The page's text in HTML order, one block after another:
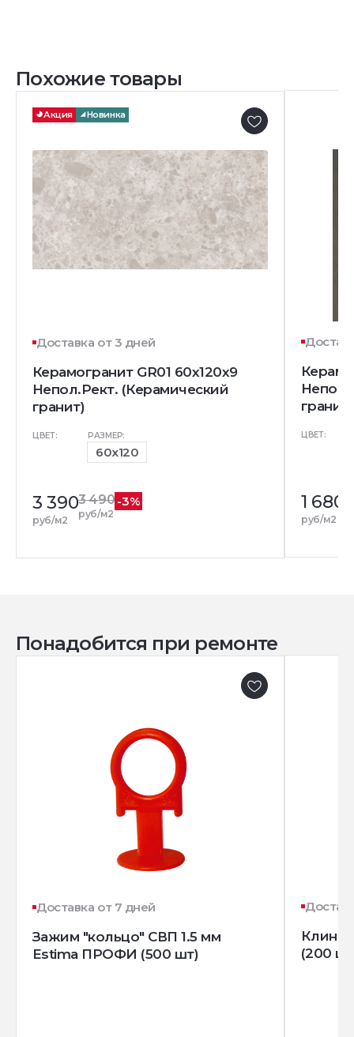
Похожие товары
Акция Новинка
Доставка от 3 дней
Керамогранит GR01 60x120x9
Непол.Рект. (Керамический
гранит)
ЦВЕТ: РАЗМЕР:
60x120
3 390
руб/м2
3 490
руб/м2
-3%
гранит)
ЦВЕТ:
1 680
руб/м2
Понадобится при ремонте
Доставка от 7 дней
Зажим "кольцо" СВП 1.5 мм
Estima ПРОФИ (500 шт)
Клин
(200